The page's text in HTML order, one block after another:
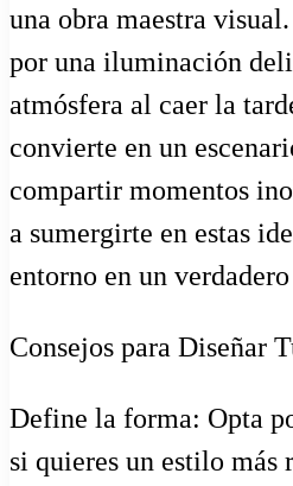
una obra maestra
por una iluminación
atmósfera al caer la
convierte en un
compartir momentos
a sumergirte en estas
entorno en un
Consejos para Diseñar
Define la forma: Opta
si quieres un estilo más